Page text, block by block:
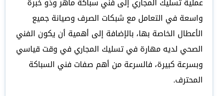
واسعة في التعامل مع شبكات الصرف وصيانة جميع
الأعطال الخاصة بها، بالإضافة إلى أهمية أن يكون الفني
الصحي لديه مهارة في تسليك المجاري في وقت قياسي
وبسرعة كبيرة، فالسرعة من أهم صفات فني السباكة
المحترف.